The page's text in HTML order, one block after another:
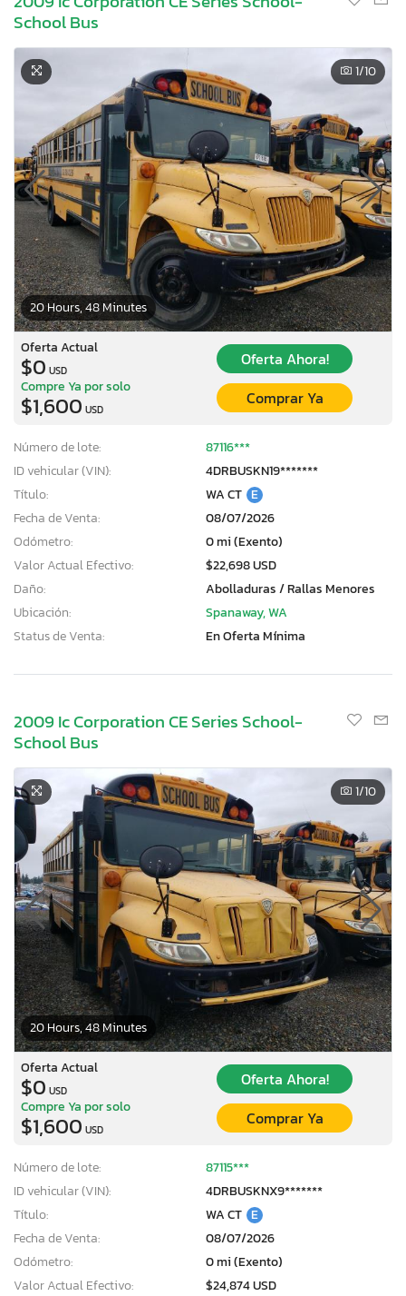
School Bus
20 Hours, 48 Minutes
1/10
Oferta Actual
$0 USD
Oferta Ahora!
Compre Ya por solo
$1,600 USD
Comprar Ya
Número de lote:
87116***
ID vehicular (VIN):
4DRBUSKN19*******
Título:
WA CT E
Fecha de Venta:
08/07/2026
Odómetro:
0 mi (Exento)
Valor Actual Efectivo:
$22,698 USD
Daño:
Abolladuras / Rallas Menores
Ubicación:
Spanaway, WA
Status de Venta:
En Oferta Mínima
2009 Ic Corporation CE Series School-
School Bus
20 Hours, 48 Minutes
1/10
Oferta Actual
$0 USD
Oferta Ahora!
Compre Ya por solo
$1,600 USD
Comprar Ya
Número de lote:
87115***
ID vehicular (VIN):
4DRBUSKNX9*******
Título:
WA CT E
Fecha de Venta:
08/07/2026
Odómetro:
0 mi (Exento)
Valor Actual Efectivo:
$24,874 USD